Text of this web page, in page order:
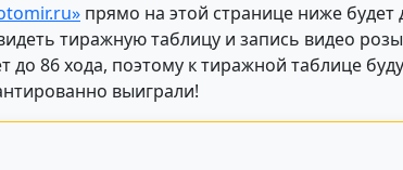
прямо на этой странице ниже
тиражную таблицу и запись видео
до 86 хода, поэтому к тиражной таблице
выиграли!